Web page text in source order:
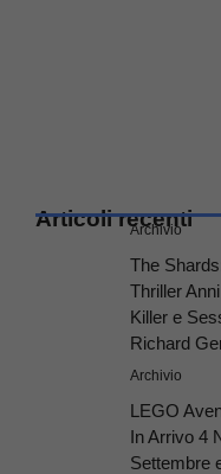
Articoli recenti
Archivio
The
Thriller
Killer e
Richard
Archivio
LEGO
In Arrivo 4
Settembre